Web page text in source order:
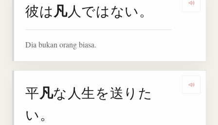
彼は凡人ではない。
Dia bukan orang biasa.
平凡な人生を送りた
い。